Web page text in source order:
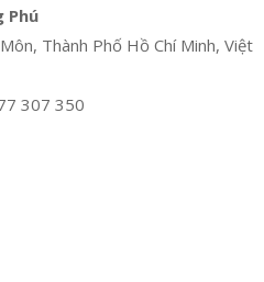
Phú
Thành Phố Hồ Chí Minh, Việt
307 350